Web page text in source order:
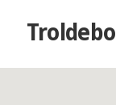
Troldebo